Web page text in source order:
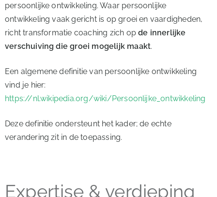
persoonlijke ontwikkeling. Waar persoonlijke
ontwikkeling vaak gericht is op groei en vaardigheden,
richt transformatie coaching zich opde innerlijke
verschuiving die groei mogelijk maakt.
Een algemene definitie van persoonlijke ontwikkeling
vind je hier:
https://nl.wikipedia.org/wiki/Persoonlijke_ontwikkeling
Deze definitie ondersteunt het kader; de echte
verandering zit in de toepassing.
Expertise & verdieping